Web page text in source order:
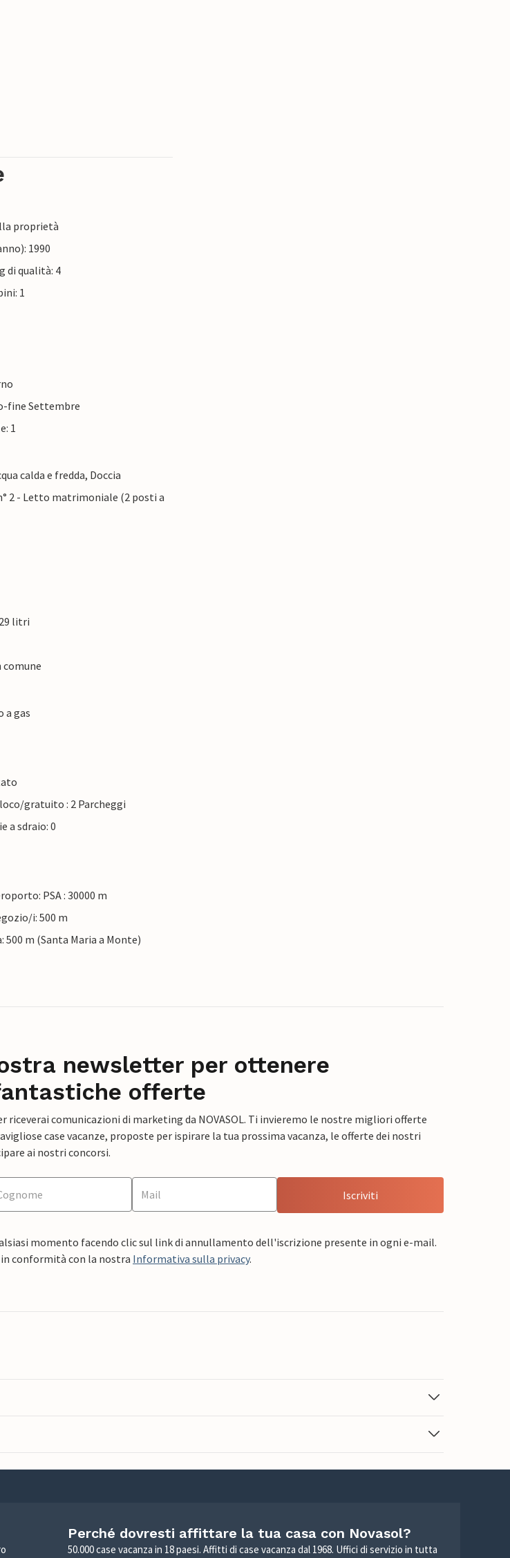
proprietà
1990
di qualità: 4
1
fine Settembre
1
calda e fredda, Doccia
2 - Letto matrimoniale (2 posti a
litri
comune
a gas
gratuito : 2 Parcheggi
a sdraio: 0
PSA : 30000 m
i: 500 m
500 m (Santa Maria a Monte)
newsletter per ottenere
offerte
comunicazioni di marketing da NOVASOL. Ti invieremo le nostre migliori offerte
case vacanze, proposte per ispirare la tua prossima vacanza, le offerte dei nostri
ai nostri concorsi.
Iscriviti
momento facendo clic sul link di annullamento dell'iscrizione presente in ogni e-mail.
conformità con la nostra Informativa sulla privacy.
Perché dovresti affittare la tua casa con Novasol?
50.000 case vacanza in 18 paesi. Affitti di case vacanza dal 1968. Uffici di servizio in tutta